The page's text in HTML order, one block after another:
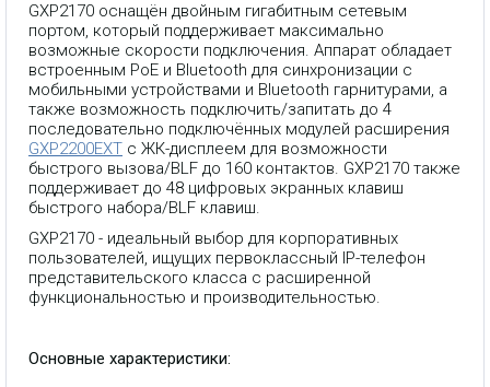
GXP2170 оснащён двойным гигабитным сетевым
портом, который поддерживает максимально
возможные скорости подключения. Аппарат обладает
встроенным PoE и Bluetooth для синхронизации с
мобильными устройствами и Bluetooth гарнитурами, а
также возможность подключить/запитать до 4
последовательно подключённых модулей расширения
GXP2200EXT с ЖК-дисплеем для возможности
быстрого вызова/BLF до 160 контактов. GXP2170 также
поддерживает до 48 цифровых экранных клавиш
быстрого набора/BLF клавиш.
GXP2170 - идеальный выбор для корпоративных
пользователей, ищущих первоклассный IP-телефон
представительского класса с расширенной
функциональностью и производительностью.
Основные характеристики: